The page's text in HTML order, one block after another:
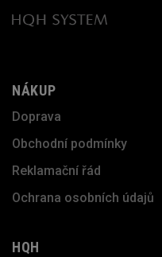
NÁKUP
Doprava
Obchodní podmínky
Reklamační řád
Ochrana osobních údajů
HQH